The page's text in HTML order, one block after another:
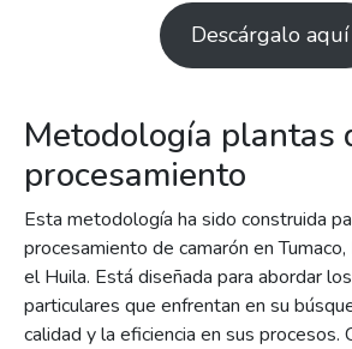
Descárgalo aquí
Metodología plantas
procesamiento
Esta metodología ha sido construida
procesamiento de camarón en
el Huila. Está diseñada para abordar
particulares que enfrentan en su
calidad y la eficiencia en sus procesos.